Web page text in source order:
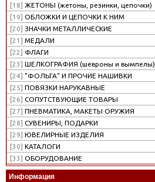
[18] ЖЕТОНЫ (жетоны, резинки, цепочки)
[19] ОБЛОЖКИ И ЦЕПОЧКИ К НИМ
[20] ЗНАЧКИ МЕТАЛЛИЧЕСКИЕ
[21] МЕДАЛИ
[22] ФЛАГИ
[23] ШЕЛКОГРАФИЯ (шевроны и вымпелы)
[24] "ФОЛЬГА" И ПРОЧИЕ НАШИВКИ
[25] ПОВЯЗКИ НАРУКАВНЫЕ
[26] СОПУТСТВУЮЩИЕ ТОВАРЫ
[27] ПНЕВМАТИКА, МАКЕТЫ ОРУЖИЯ
[28] СУВЕНИРЫ, ПОДАРКИ
[29] ЮВЕЛИРНЫЕ ИЗДЕЛИЯ
[30] КАТАЛОГИ
[33] ОБОРУДОВАНИЕ
Информация